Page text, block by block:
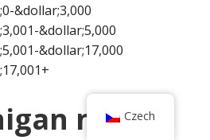
&dollar;3,000
&dollar;5,000
&dollar;17,000
nebo
Czech